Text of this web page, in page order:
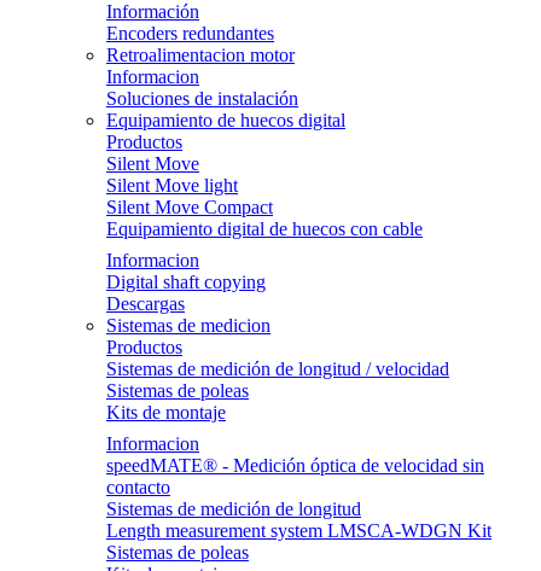
Información
Encoders redundantes
Retroalimentacion motor
Informacion
Soluciones de instalación
Equipamiento de huecos digital
Productos
Silent Move
Silent Move light
Silent Move Compact
Equipamiento digital de huecos con cable
Informacion
Digital shaft copying
Descargas
Sistemas de medicion
Productos
Sistemas de medición de longitud / velocidad
Sistemas de poleas
Kits de montaje
Informacion
speedMATE® - Medición óptica de velocidad sin
contacto
Sistemas de medición de longitud
Length measurement system LMSCA-WDGN Kit
Sistemas de poleas